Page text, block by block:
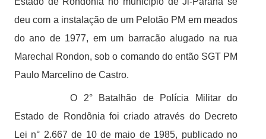
deu com a instalação de um Pelotão PM em meados
do ano de 1977, em um barracão alugado na rua
Marechal Rondon, sob o comando do então SGT PM
Paulo Marcelino de Castro.
O 2° Batalhão de Polícia Militar do
Estado de Rondônia foi criado através do Decreto
Lei n° 2.667 de 10 de maio de 1985, publicado no